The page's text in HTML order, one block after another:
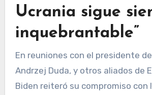
Ucrania sigue
inquebrantable”
En reuniones con el presidente
Andrzej Duda, y otros aliados de
Biden reiteró su compromiso con